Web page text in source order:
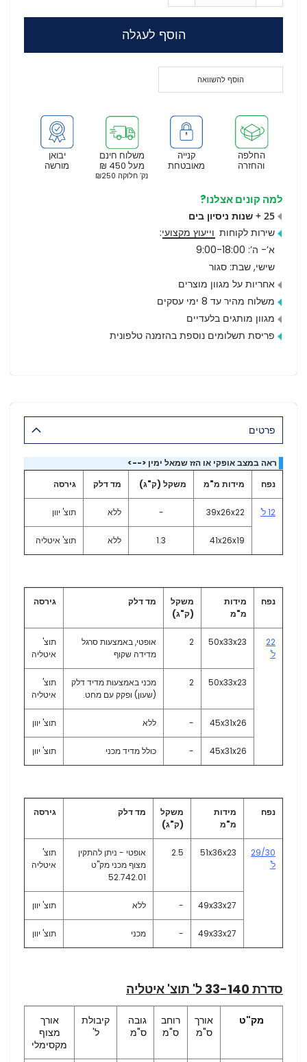
הוסף לעגלה
הוסף להשוואה
יבואן
מורשה
משלוח חינם
מעל 450 ₪
נק’ חלוקה ₪250
קנייה
מאובטחת
החלפה
והחזרה
למה קונים אצלנו?
25 + שנות ניסיון בים
שירות לקוחות וייעוץ מקצועי:
א’- ה’: 9:00-18:00
שישי, שבת: סגור
אחריות על מגוון מוצרים
משלוח מהיר עד 8 ימי עסקים
מגוון מותגים בלעדיים
פריסת תשלומים נוספת בהזמנה טלפונית
פרטים
ראה במצב אופקי או הזז שמאל ימין <-->
נפח
מידות מ"מ משקל (ק"ג) מד דלק גירסה
12 ל' 39x26x22
- ללא תוצ' יוון
41x26x19
1.3 ללא תוצ' איטליה
נפח
מידות
מ"מ
משקל
(ק"ג)
מד דלק גירסה
22
ל'
50x33x23
2
אופטי, באמצעות סרגל
מדידה שקוף
תוצ'
איטליה
50x33x23
2
מכני באמצעות מדיד דלק
(שעון) ופקק עם מחט.
תוצ'
איטליה
45x31x26
- ללא תוצ' יוון
45x31x26
- כולל מדיד מכני תוצ' יוון
נפח
מידות
מ"מ
משקל
(ק"ג)
מד דלק גירסה
29/30
ל'
51x36x23
2.5
אופטי - ניתן להתקין
מצוף מכני מק"ט
52.742.01
תוצ'
איטליה
49x33x27
- ללא תוצ' יוון
49x33x27
- מכני תוצ' יוון
סדרת 33-140 ל' תוצ' איטליה
מק"ט
אורך
ס"מ
רוחב
ס"מ
גובה
ס"מ
קיבולת
ל'
אורך
מצוף
מקסימלי